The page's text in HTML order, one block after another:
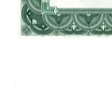
buduje